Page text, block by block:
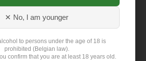
✕ No, I am younger
to persons under the age of 18 is
prohibited (Belgian law).
confirm that you are at least 18 years old.